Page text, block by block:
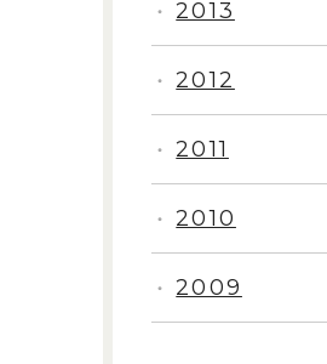
・ 2009
・ 2010
・ 2011
・ 2012
・ 2013